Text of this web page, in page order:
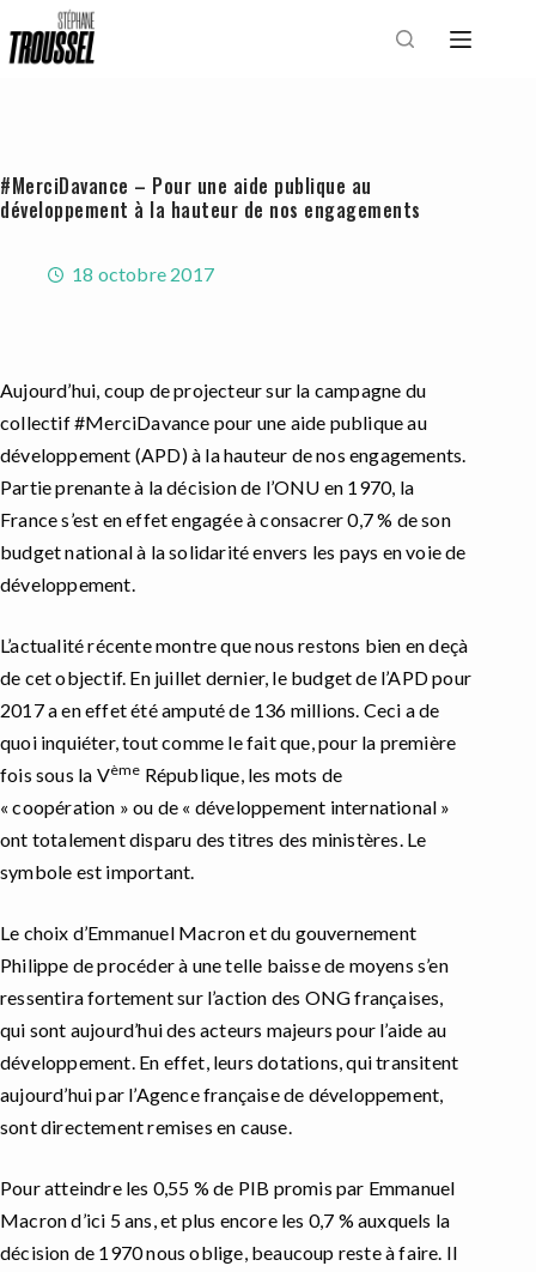
au
#MerciDavance – Pour une aide publique au
développement à la hauteur de nos engagements
18 octobre 2017
Aujourd’hui, coup de projecteur sur la campagne du
collectif #MerciDavance pour une aide publique au
développement (APD) à la hauteur de nos engagements.
Partie prenante à la décision de l’ONU en 1970, la
France s’est en effet engagée à consacrer 0,7 % de son
budget national à la solidarité envers les pays en voie de
développement.
L’actualité récente montre que nous restons bien en deçà
de cet objectif. En juillet dernier, le budget de l’APD pour
2017 a en effet été amputé de 136 millions. Ceci a de
quoi inquiéter, tout comme le fait que, pour la première
fois sous la Vème République, les mots de
« coopération » ou de « développement international »
ont totalement disparu des titres des ministères. Le
symbole est important.
Le choix d’Emmanuel Macron et du gouvernement
Philippe de procéder à une telle baisse de moyens s’en
ressentira fortement sur l’action des ONG françaises,
qui sont aujourd’hui des acteurs majeurs pour l’aide au
développement. En effet, leurs dotations, qui transitent
aujourd’hui par l’Agence française de développement,
sont directement remises en cause.
Pour atteindre les 0,55 % de PIB promis par Emmanuel
Macron d’ici 5 ans, et plus encore les 0,7 % auxquels la
décision de 1970 nous oblige, beaucoup reste à faire. Il